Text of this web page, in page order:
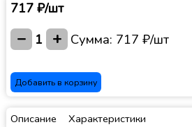
717 ₽/шт
− 1 + Сумма: 717 ₽/шт
Добавить в корзину
Описание Характеристики